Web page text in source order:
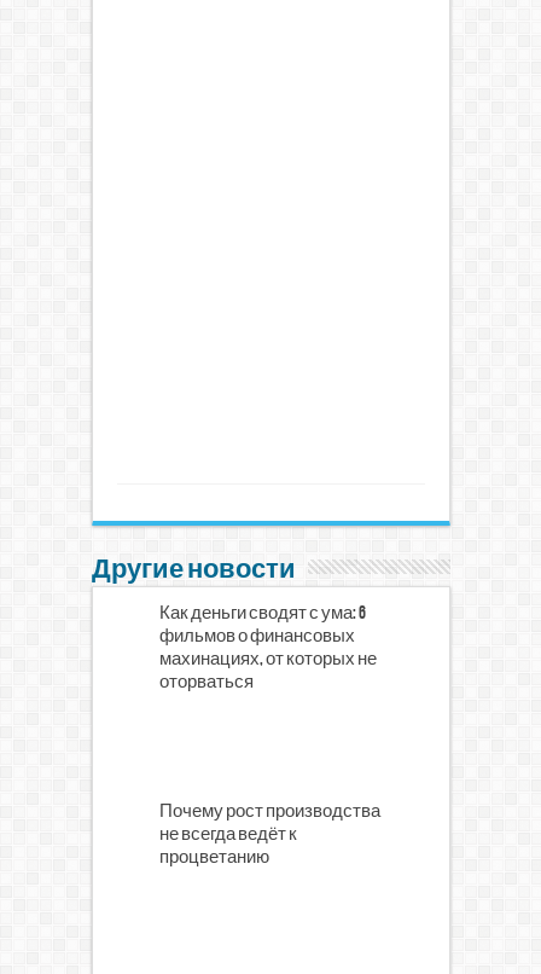
Другие новости
Как деньги сводят с ума: 6
фильмов о финансовых
махинациях, от которых не
оторваться
Почему рост производства
не всегда ведёт к
процветанию